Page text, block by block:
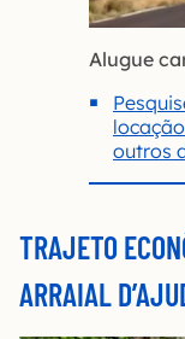
Alugue
outros
TRAJETO
ARRAIAL